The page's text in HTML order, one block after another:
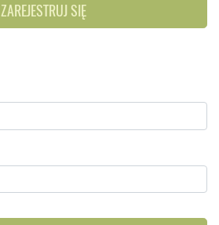
ZAREJESTRUJ SIĘ